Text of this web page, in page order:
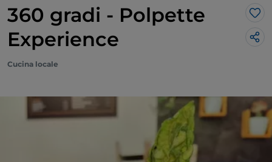
360 gradi - Polpette
Experience
Cucina locale